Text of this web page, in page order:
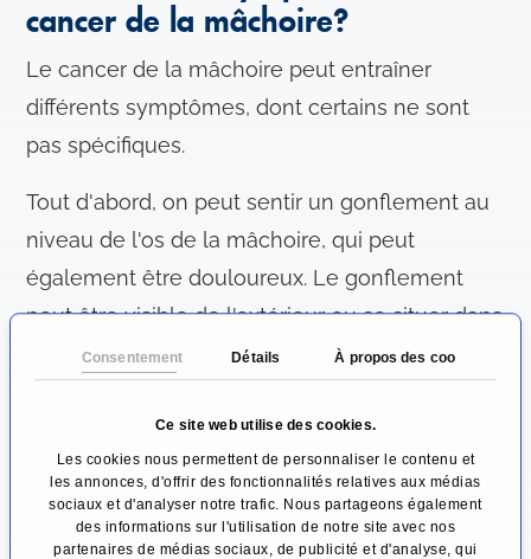
Consentement Détails À propos des cookies
Ce site web utilise des cookies.
Les cookies nous permettent de personnaliser le contenu et
les annonces, d'offrir des fonctionnalités relatives aux médias
sociaux et d'analyser notre trafic. Nous partageons également
des informations sur l'utilisation de notre site avec nos
partenaires de médias sociaux, de publicité et d'analyse, qui
cancer de la mâchoire?
Le cancer de la mâchoire peut entraîner
différents symptômes, dont certains ne sont
pas spécifiques.
Tout d'abord, on peut sentir un gonflement au
niveau de l'os de la mâchoire, qui peut
également être douloureux. Le gonflement
peut être visible de l'extérieur ou se situer dans
la bouche (par exemple sous la gencive). Cela
un déchaussement des dents. Les prothèses
dentaires peuvent provoquer une pression et
une douleur soudaines.